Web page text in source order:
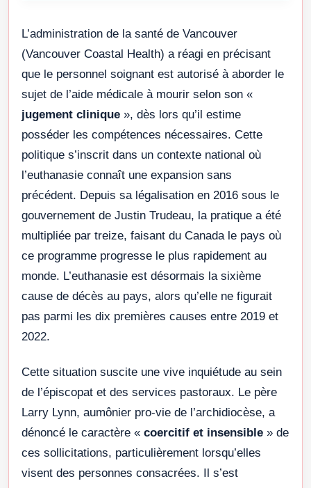
L’administration de la santé de Vancouver
(Vancouver Coastal Health) a réagi en précisant
que le personnel soignant est autorisé à aborder le
sujet de l’aide médicale à mourir selon son «
jugement clinique », dès lors qu’il estime
posséder les compétences nécessaires. Cette
politique s’inscrit dans un contexte national où
l’euthanasie connaît une expansion sans
précédent. Depuis sa légalisation en 2016 sous le
gouvernement de Justin Trudeau, la pratique a été
multipliée par treize, faisant du Canada le pays où
ce programme progresse le plus rapidement au
monde. L’euthanasie est désormais la sixième
cause de décès au pays, alors qu’elle ne figurait
pas parmi les dix premières causes entre 2019 et
2022.
Cette situation suscite une vive inquiétude au sein
de l’épiscopat et des services pastoraux. Le père
Larry Lynn, aumônier pro-vie de l’archidiocèse, a
dénoncé le caractère « coercitif et insensible » de
ces sollicitations, particulièrement lorsqu’elles
visent des personnes consacrées. Il s’est